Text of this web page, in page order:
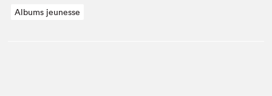
Albums jeunesse